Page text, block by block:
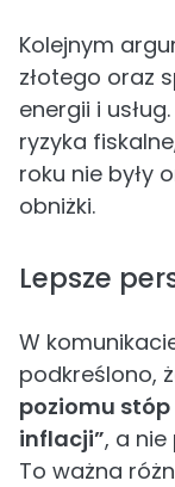
Kolejnym
złotego oraz
energii i
ryzyka
roku nie były
obniżki.
Lepsze
W
podkreślono,
poziomu
inflacji”, a
To ważna